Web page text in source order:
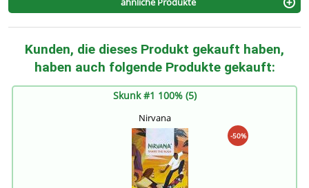
Kunden, die dieses Produkt gekauft haben,
haben auch folgende Produkte gekauft:
Skunk #1 100% (5)
Nirvana
-50%